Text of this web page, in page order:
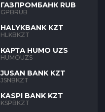
ГАЗПРОМБАНК RUB
GPBRUB
HALYKBANK KZT
HLKBKZT
КАРТА HUMO UZS
HUMOUZS
JUSAN BANK KZT
JSNBKZT
KASPI BANK KZT
KSPBKZT